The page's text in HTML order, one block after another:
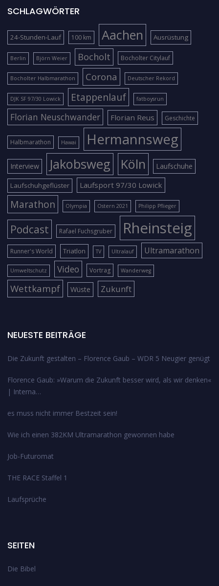
SCHLAGWÖRTER
24-Stunden-Lauf 100 km Aachen Ausrüstung
Berlin Björn Weier Bocholt Bocholter Citylauf
Bocholter Halbmarathon Corona Deutscher Rekord
DJK SF 97/30 Lowick Etappenlauf fatboysrun
Florian Neuschwander Florian Reus Geschichte
Halbmarathon Hawai Hermannsweg
Interview Jakobsweg Köln Laufschuhe
Laufschuhgeflüster Laufsport 97/30 Lowick
Marathon Olympia Ostern 2021 Philipp Pflieger
Podcast Rafael Fuchsgruber Rheinsteig
Runner's World Triatlon TV Ultralauf Ultramarathon
Umweltschutz Video Vortrag Wanderweg
Wettkampf Wüste Zukunft
NEUESTE BEITRÄGE
Die Zukunft gestalten – Florence Gaub – WDR 5 Neugier genügt
Florence Gaub: »Warum die Zukunft besser wird, als wir denken«
| Interna…
es muss nicht immer Bestzeit sein!
Wie ich einen 382KM Ultramarathon gewonnen habe
Job-Futuromat
THE RACE Staffel 1
Laufsprüche
SEITEN
Die Bibel